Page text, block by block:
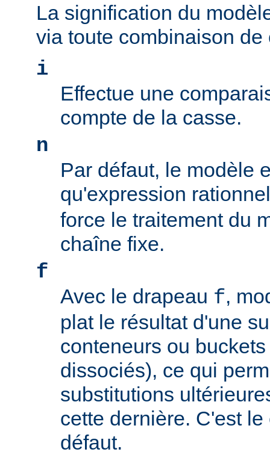
La signification du
via toute combinaison de
i
Effectue une
compte de la casse.
n
Par défaut, le modèle
qu'expression
force le traitement du
chaîne fixe.
f
Avec le drapeau f,
plat le résultat d'une
conteneurs ou
dissociés), ce qui
substitutions
cette dernière. C'est
défaut.